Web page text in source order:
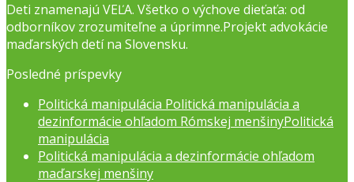
Deti znamenajú VEĽA. Všetko o výchove dieťaťa: od
odborníkov zrozumiteľne a úprimne.Projekt advokácie
maďarských detí na Slovensku.
Posledné príspevky
Politická manipulácia Politická manipulácia a
dezinformácie ohľadom Rómskej menšinyPolitická
manipulácia
Politická manipulácia a dezinformácie ohľadom
maďarskej menšiny